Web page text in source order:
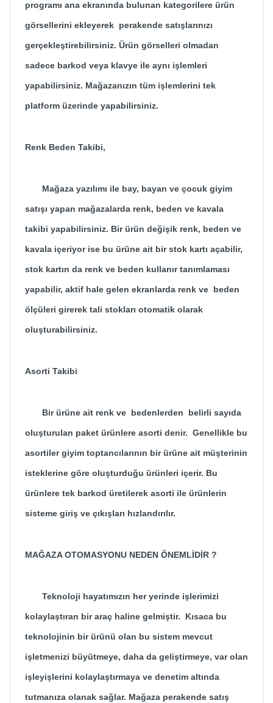
programı ana ekranında bulunan kategorilere ürün
görsellerini ekleyerek perakende satışlarınızı
gerçekleştirebilirsiniz. Ürün görselleri olmadan
sadece barkod veya klavye ile aynı işlemleri
yapabilirsiniz. Mağazanızın tüm işlemlerini tek
platform üzerinde yapabilirsiniz.
Renk Beden Takibi,
Mağaza yazılımı ile bay, bayan ve çocuk giyim
satışı yapan mağazalarda renk, beden ve kavala
takibi yapabilirsiniz. Bir ürün değişik renk, beden ve
kavala içeriyor ise bu ürüne ait bir stok kartı açabilir,
stok kartın da renk ve beden kullanır tanımlaması
yapabilir, aktif hale gelen ekranlarda renk ve beden
ölçüleri girerek tali stokları otomatik olarak
oluşturabilirsiniz.
Asorti Takibi
Bir ürüne ait renk ve bedenlerden belirli sayıda
oluşturulan paket ürünlere asorti denir. Genellikle bu
asortiler giyim toptancılarının bir ürüne ait müşterinin
isteklerine göre oluşturduğu ürünleri içerir. Bu
ürünlere tek barkod üretilerek asorti ile ürünlerin
sisteme giriş ve çıkışları hızlandırılır.
MAĞAZA OTOMASYONU NEDEN ÖNEMLİDİR ?
Teknoloji hayatımızın her yerinde işlerimizi
kolaylaştıran bir araç haline gelmiştir. Kısaca bu
teknolojinin bir ürünü olan bu sistem mevcut
işletmenizi büyütmeye, daha da geliştirmeye, var olan
işleyişlerini kolaylaştırmaya ve denetim altında
tutmanıza olanak sağlar. Mağaza perakende satış